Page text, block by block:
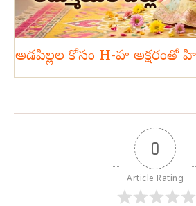
అడపిల్లల కోసం H-హ అక్షరంతో
0
Article Rating